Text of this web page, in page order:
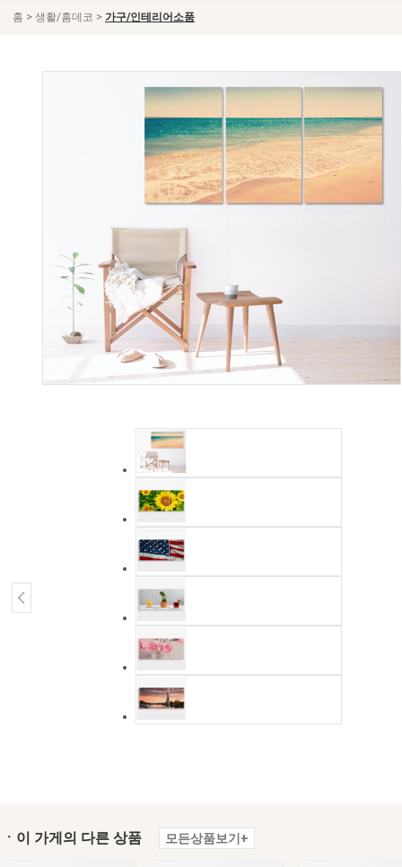
홈 > 생활/홈데코 > 가구/인테리어소품
ㆍ이 가게의 다른 상품 모든상품보기+